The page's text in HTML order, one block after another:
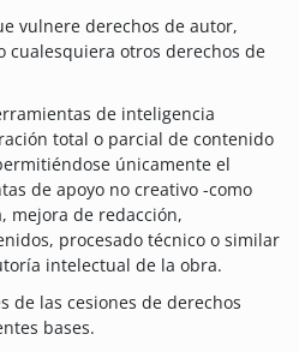
vulnere derechos de autor,
cualesquiera otros derechos de
de inteligencia
total o parcial de contenido
únicamente el
de apoyo no creativo -como
mejora de redacción,
procesado técnico o similar
intelectual de la obra.
de las cesiones de derechos
bases.